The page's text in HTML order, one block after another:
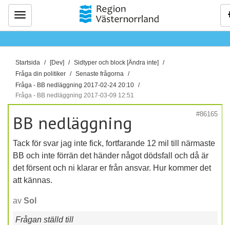
Meny
D
u
ä
r
ä
r
:
Startsida [Dev]
Sidtyper och block [Ändra inte]
Fråga din politiker
Senaste frågorna
Fråga - BB nedläggning 2017-02-24 20:10
Fråga - BB nedläggning 2017-03-09 12:51
#86165
BB nedläggning
Tack för svar jag inte fick, fortfarande 12 mil till närmaste
BB och inte förrän det händer något dödsfall och då är
det försent och ni klarar er från ansvar. Hur kommer det
att kännas.
av Sol
Frågan ställd till